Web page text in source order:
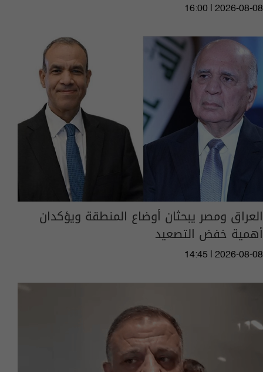
16:00 | 2026-08-08
العراق ومصر يبحثان أوضاع المنطقة ويؤكدان
أهمية خفض التصعيد
14:45 | 2026-08-08